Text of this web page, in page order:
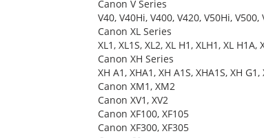
Canon V Series
V40, V40Hi, V400, V420, V50Hi,
Canon XL Series
XL1, XL1S, XL2, XL H1, XLH1, XL H1A,
Canon XH Series
XH A1, XHA1, XH A1S, XHA1S, XH G1,
Canon XM1, XM2
Canon XV1, XV2
Canon XF100, XF105
Canon XF300, XF305